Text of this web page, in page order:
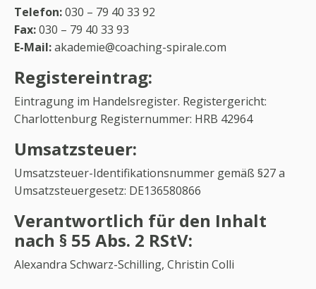
Telefon:030 – 79 40 33 92
Fax:030 – 79 40 33 93
E-Mail:akademie@coaching-spirale.com
Registereintrag:
Eintragung im Handelsregister. Registergericht:
Charlottenburg Registernummer: HRB 42964
Umsatzsteuer:
Umsatzsteuer-Identifikationsnummer gemäß §27 a
Umsatzsteuergesetz: DE136580866
Verantwortlich für den Inhalt
nach § 55 Abs. 2 RStV:
Alexandra Schwarz-Schilling, Christin Colli